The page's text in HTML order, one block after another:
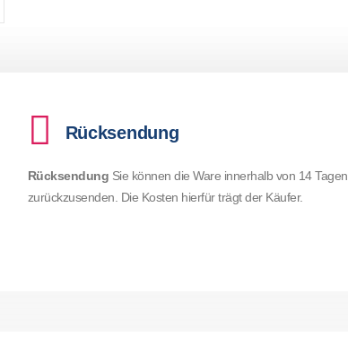
Rücksendung
Rücksendung Sie können die Ware innerhalb von 14 Tagen
zurückzusenden. Die Kosten hierfür trägt der Käufer.